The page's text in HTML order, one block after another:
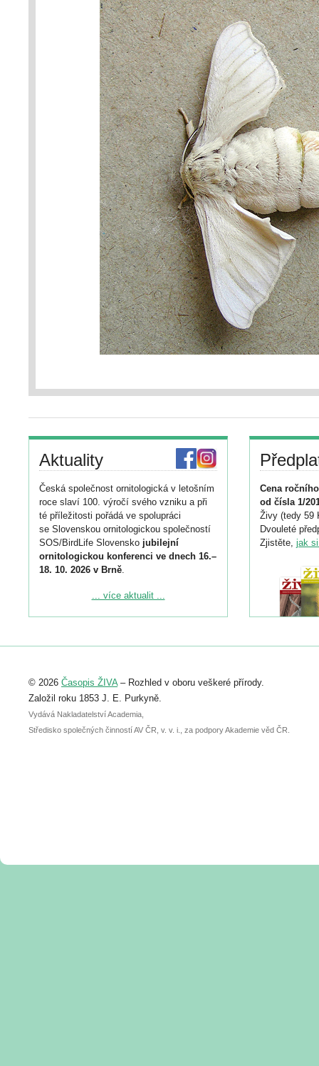
Aktuality
Česká společnost ornitologická v letošním
roce slaví 100. výročí svého vzniku a při
té příležitosti pořádá ve spolupráci
se Slovenskou ornitologickou společností
SOS/BirdLife Slovensko jubilejní
ornitologickou konferenci ve dnech 16.–
18. 10. 2026 v Brně.
Podrobnější informace ke konferenci
Registrovat se můžete do 6. září.
abstraktu přihlášené přednášky nebo
posteru je už 30. června.
... více aktualit ...
Cena
od čísla 1/
Živy (tedy 59
Dvouleté
Zjistěte, jak
© 2026 Časopis ŽIVA– Rozhled v oboru veškeré přírody.
Založil roku 1853 J. E. Purkyně.
Vydává Nakladatelství Academia,
Středisko společných činností AV ČR, v. v. i., za podpory Akademie věd ČR.